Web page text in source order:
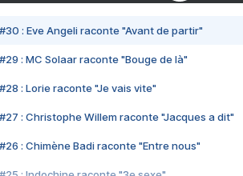
#30 : Eve Angeli raconte "Avant de partir"
#29 : MC Solaar raconte "Bouge de là"
#28 : Lorie raconte "Je vais vite"
#27 : Christophe Willem raconte "Jacques a dit"
#26 : Chimène Badi raconte "Entre nous"